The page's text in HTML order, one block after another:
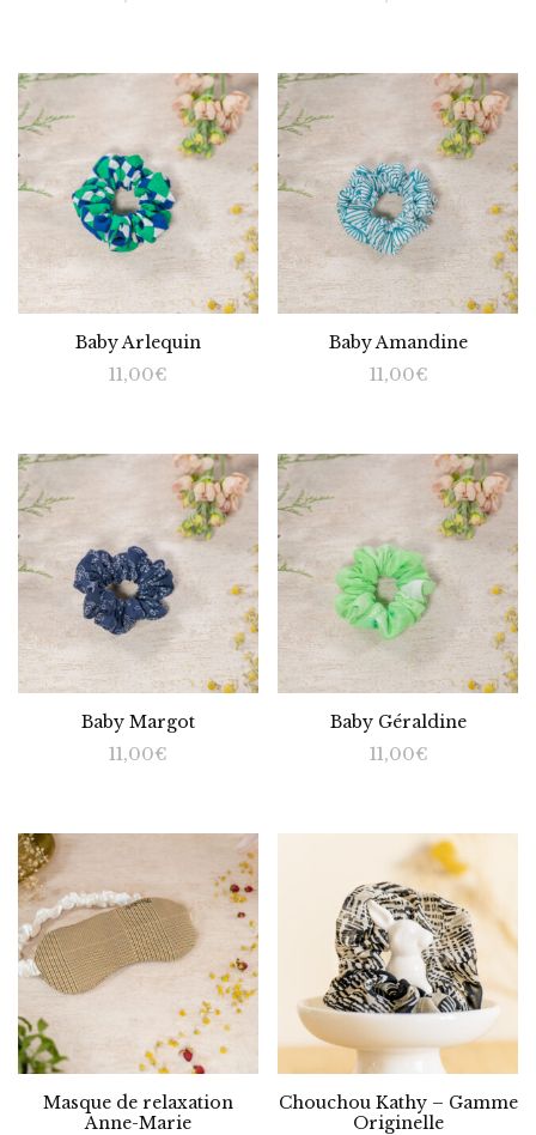
Baby Arlequin
11,00€
Baby Amandine
11,00€
Baby Margot
11,00€
Baby Géraldine
11,00€
Masque de relaxation
Anne-Marie
Chouchou Kathy – Gamme
Originelle